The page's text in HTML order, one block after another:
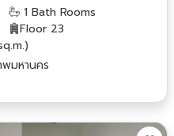
1 Bath Rooms
Floor 23
มหานคร